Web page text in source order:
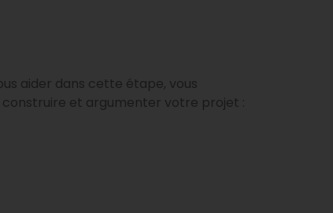
aider dans cette étape, vous
construire et argumenter votre projet :